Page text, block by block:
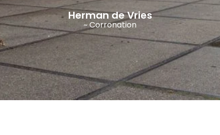
Herman de Vries
~ Corronation